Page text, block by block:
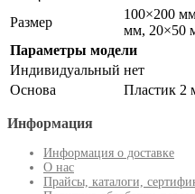
Размер
100×200
мм, 20×50
Параметры модели
Индивидуальный нет
Основа
Пластик 2
Информация
Информация о доставке
О нас
Прайсы, каталоги,